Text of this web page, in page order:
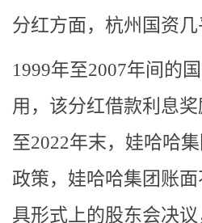
分红方面，杭州国资几
1999年至2007年间的
用，该分红借款利息
至2022年末，娃哈哈
政策，娃哈哈集团账
具形式上的股东会决